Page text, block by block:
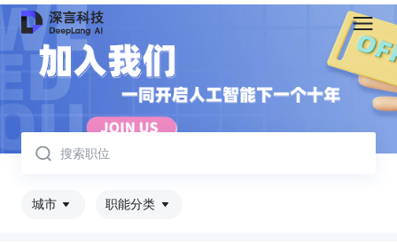
取消
城市 职能分类